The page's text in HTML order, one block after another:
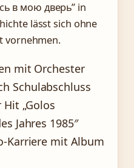
в мою дверь” in
lässt sich ohne
vornehmen.
mit Orchester
Schulabschluss
„Golos
Jahres 1985″
Karriere mit Album